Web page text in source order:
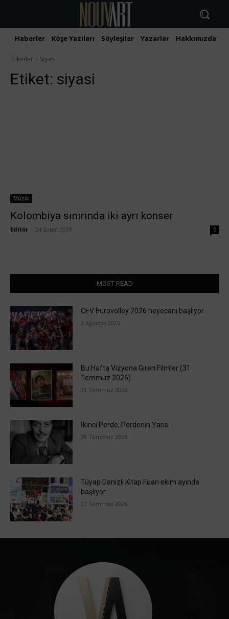
Haberler Köşe Yazıları Söyleşiler Yazarlar Hakkımızda
Etiketler Siyasi
Etiket: siyasi
Müzik
Kolombiya sınırında iki ayrı konser
Editör 24 Şubat 2019 0
MOST READ
CEV Eurovolley 2026 heyecanı başlıyor
3 Ağustos 2026
Bu Hafta Vizyona Giren Filmler (31
Temmuz 2026)
31 Temmuz 2026
İkinci Perde, Perdenin Yarısı
28 Temmuz 2026
Tüyap Denizli Kitap Fuarı ekim ayında
başlıyor
27 Temmuz 2026